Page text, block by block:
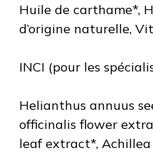
Huile de carthame*,
d’origine naturelle,
INCI (pour les
Helianthus annuus
officinalis flower
leaf extract*,